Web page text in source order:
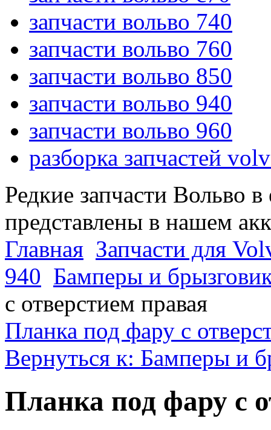
запчасти вольво 740
запчасти вольво 760
запчасти вольво 850
запчасти вольво 940
запчасти вольво 960
разборка запчастей
Редкие запчасти Вольво
представлены в нашем
Главная Запчасти для
940 Бамперы и
с отверстием правая
Планка под фару с
Вернуться к: Бамперы и
Планка под фару с